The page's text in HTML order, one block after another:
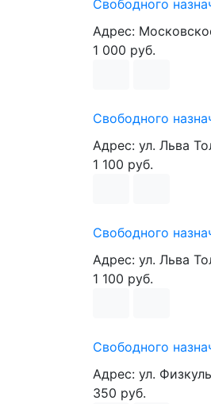
Свободного
Адрес:
1 000 руб.
Свободного
Адрес: ул. Льва
1 100 руб.
Свободного
Адрес: ул. Льва
1 100 руб.
Свободного
Адрес: ул.
350 руб.